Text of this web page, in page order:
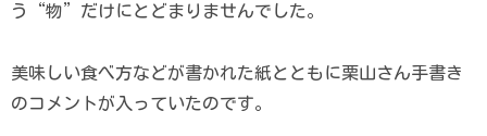
う“物”だけにとどまりませんでした。
美味しい食べ方などが書かれた紙とともに栗山さん手書き
のコメントが入っていたのです。